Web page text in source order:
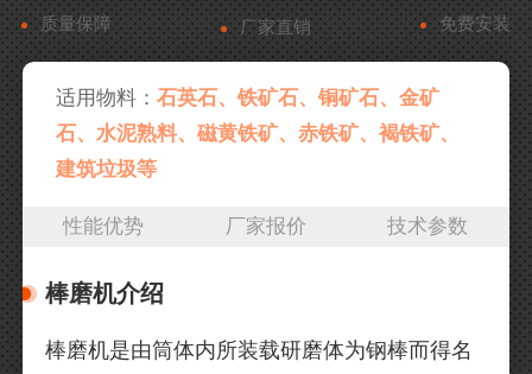
质量保障 厂家直销 免费安装
适用物料：石英石、铁矿石、铜矿石、金矿
石、水泥熟料、磁黄铁矿、赤铁矿、褐铁矿、
建筑垃圾等
性能优势 厂家报价 技术参数
棒磨机介绍
棒磨机是由筒体内所装载研磨体为钢棒而得名